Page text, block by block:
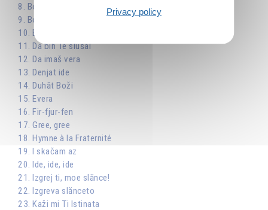
8. Bog e Ljubov
9. Božijata Ljubov me ozari
10. Bratstvo, edinstvo
11. Da bih Te slušal
12. Da imaš vera
13. Denjat ide
14. Duhăt Boži
15. Evera
16. Fir-fjur-fen
17. Gree, gree
18. Hymne à la Fraternité
19. I skačam az
20. Ide, ide, ide
21. Izgrej ti, moe slănce!
22. Izgreva slănceto
23. Kaži mi Ti Istinata
Privacy policy